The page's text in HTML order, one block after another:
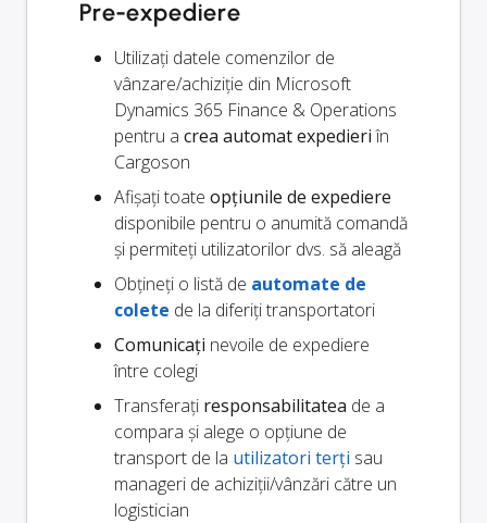
Pre-expediere
Utilizați datele comenzilor de
vânzare/achiziție din Microsoft
Dynamics 365 Finance & Operations
pentru a crea automat expedieriîn
Cargoson
Afișați toate opțiunile de expediere
disponibile pentru o anumită comandă
și permiteți utilizatorilor dvs. să aleagă
Obțineți o listă de automate de
colete de la diferiți transportatori
Comunicați nevoile de expediere
între colegi
Transferați responsabilitatea de a
compara și alege o opțiune de
transport de la utilizatori terți sau
manageri de achiziții/vânzări către un
logistician